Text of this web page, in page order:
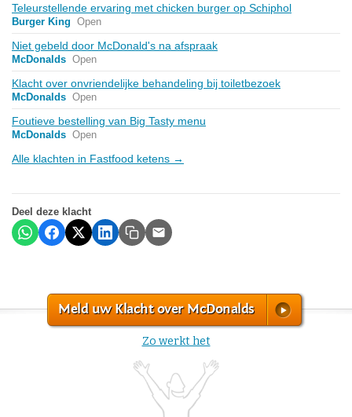
Teleurstellende ervaring met chicken burger op Schiphol
Burger King Open
Niet gebeld door McDonald's na afspraak
McDonalds Open
Klacht over onvriendelijke behandeling bij toiletbezoek
McDonalds Open
Foutieve bestelling van Big Tasty menu
McDonalds Open
Alle klachten in Fastfood ketens →
Deel deze klacht
Meld uw Klacht over McDonalds
Zo werkt het